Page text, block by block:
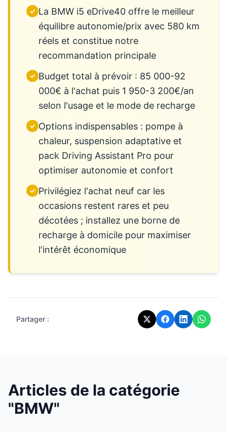
✓ La BMW i5 eDrive40 offre le meilleur
équilibre autonomie/prix avec 580 km
réels et constitue notre
recommandation principale
✓ Budget total à prévoir : 85 000-92
000€ à l'achat puis 1 950-3 200€/an
selon l'usage et le mode de recharge
✓ Options indispensables : pompe à
chaleur, suspension adaptative et
pack Driving Assistant Pro pour
optimiser autonomie et confort
✓ Privilégiez l'achat neuf car les
occasions restent rares et peu
décotées ; installez une borne de
recharge à domicile pour maximiser
l'intérêt économique
Partager :
Articles de la catégorie
"BMW"